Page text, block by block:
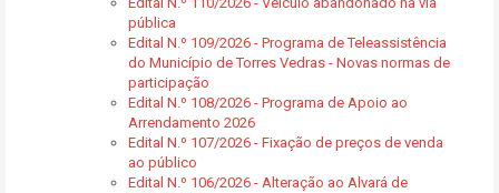
pública
Edital N.º 109/2026 - Programa de Teleassistência
do Município de Torres Vedras - Novas normas de
participação
Edital N.º 108/2026 - Programa de Apoio ao
Arrendamento 2026
Edital N.º 107/2026 - Fixação de preços de venda
ao público
Edital N.º 106/2026 - Alteração ao Alvará de